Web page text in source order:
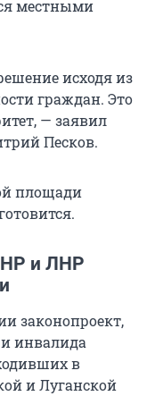
местными
исходя из
граждан. Это
— заявил
Песков.
площади
и ЛНР
законопроект,
инвалида
в
и Луганской